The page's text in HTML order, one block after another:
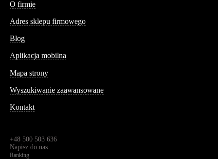
O firmie
Adres sklepu firmowego
Blog
Aplikacja mobilna
Mapa strony
Wyszukiwanie zaawansowane
Kontakt
+48 500 503 636
Napisz do nas
Ranking